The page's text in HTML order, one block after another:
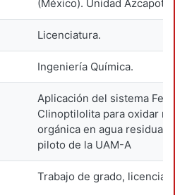
(México). Unidad
Licenciatura.
Ingeniería Química.
Aplicación del sistema
Clinoptilolita para oxidar
orgánica en agua residual
piloto de la UAM-A
Trabajo de grado,